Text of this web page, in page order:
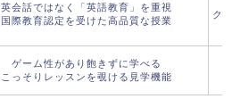
英会話ではなく「英語教育」を重視
国際教育認定を受けた高品質な授業
クー
ゲーム性があり飽きずに学べる
こっそりレッスンを覗ける見学機能